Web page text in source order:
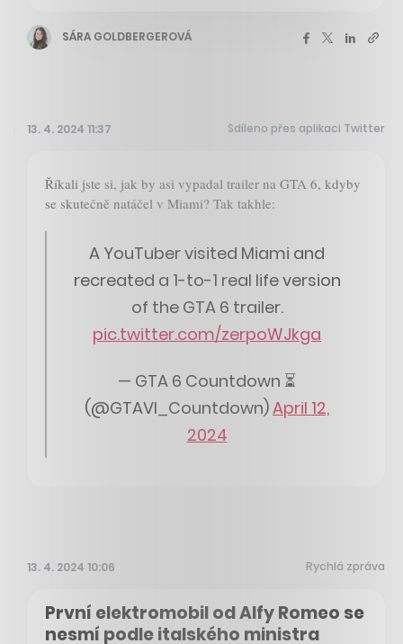
SÁRA GOLDBERGEROVÁ
13. 4. 2024 11:37 Sdíleno přes aplikaci Twitter
Říkali jste si, jak by asi vypadal trailer na GTA 6, kdyby
se skutečně natáčel v Miami? Tak takhle:
A YouTuber visited Miami and
recreated a 1-to-1 real life version
of the GTA 6 trailer.
pic.twitter.com/zerpoWJkga
— GTA 6 Countdown ⏳
(@GTAVI_Countdown)April 12,
2024
13. 4. 2024 10:06 Rychlá zpráva
První elektromobil od Alfy Romeo se
nesmí podle italského ministra